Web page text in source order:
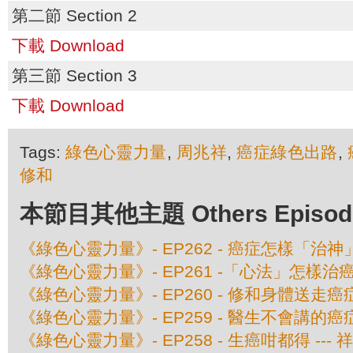
第二節 Section 2
下載 Download
第三節 Section 3
下載 Download
Tags:綠色心靈力量, 周兆祥,癌症綠色出路,
修和
本節目其他主題 Others
《綠色心靈力量》- EP262 - 癌症怎樣「治
《綠色心靈力量》- EP261 -「心法」怎樣治
《綠色心靈力量》- EP260 - 修和身體送走
《綠色心靈力量》- EP259 - 醫生不會講的
《綠色心靈力量》- EP258 - 生癌咁都得 ---